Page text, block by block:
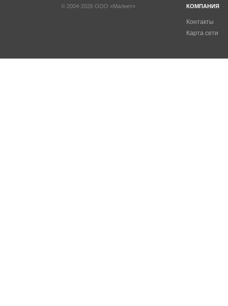
© 2004-2026 ООО «Малнет» КОМПАНИЯ
Контакты
Карта сети